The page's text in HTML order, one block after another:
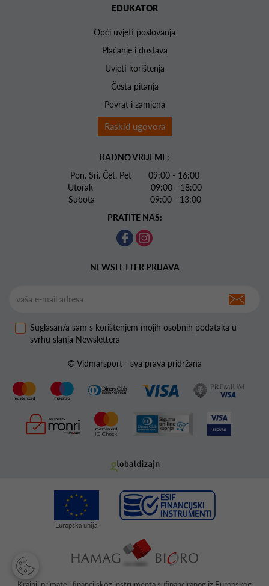
EDUKATOR
Opći uvjeti poslovanja
Plaćanje i dostava
Uvjeti korištenja
Česta pitanja
Povrat i zamjena
Raskid ugovora
RADNO VRIJEME:
Pon. Sri. Čet. Pet 09:00 - 16:00
Utorak 09:00 - 18:00
Subota 09:00 - 13:00
PRATITE NAS:
NEWSLETTER PRIJAVA
Suglasan/a sam s korištenjem mojih osobnih podataka u
svrhu slanja Newslettera
© Vidmarsport - sva prava pridržana
Krajnji primatelj ﬁnancijskog instrumenta suﬁnanciranog iz Europskog